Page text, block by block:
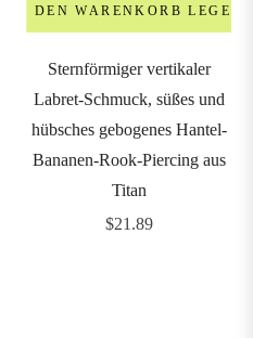
IN DEN WARENKORB LEGEN
Sternförmiger vertikaler
Labret-Schmuck, süßes und
hübsches gebogenes Hantel-
Bananen-Rook-Piercing aus
Titan
Regulärer
$21.89